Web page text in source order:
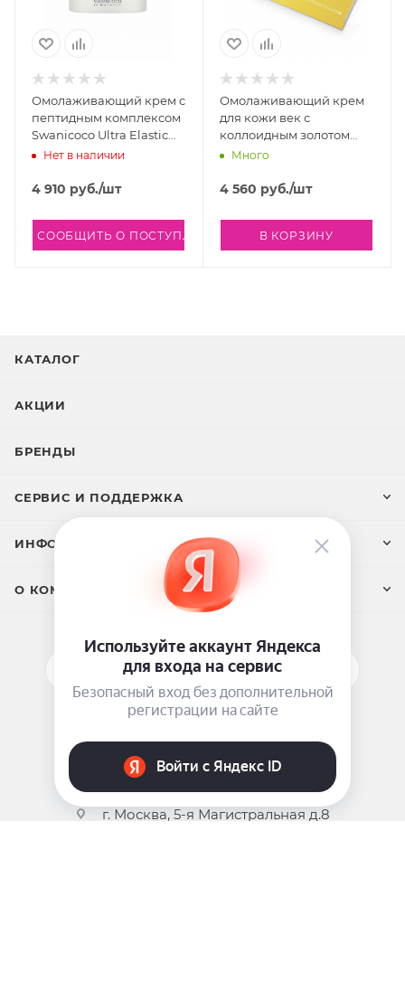
Омолаживающий крем с
пептидным комплексом
Swanicoco Ultra Elastic
Vital Peptide Biome
Нет в наличии
4 910 руб./шт
СООБЩИТЬ О ПОСТУПЛЕНИИ
Омолаживающий крем
для кожи век с
коллоидным золотом
TETe Cosmeceutical
Cream, 30 гр
Много
4 560 руб./шт
В КОРЗИНУ
КАТАЛОГ
АКЦИИ
БРЕНДЫ
СЕРВИС И ПОДДЕРЖКА
ИНФОРМАЦИЯ
О КОМПАНИИ
ПОДПИСАТЬСЯ НА РАССЫЛКУ
ЗАДАТЬ ВОПРОС
8 969 999-35-10
г. Москва, 5-я Магистральная д.8